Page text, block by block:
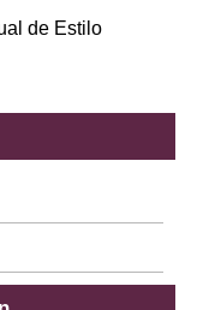
de Estilo